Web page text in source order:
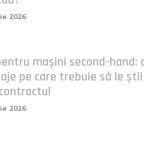
2026
mașini second-hand:
pe care trebuie să le
2026